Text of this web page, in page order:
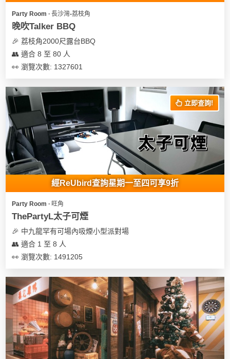
Party Room ∙ 長沙灣-荔枝角
晚吹Talker BBQ
🎉 荔枝角2000尺露台BBQ
👥 適合 8 至 80 人
👀 瀏覽次數: 1327601
立即查詢!
經ReUbird查詢星期一至四可享9折
Party Room ∙ 旺角
ThePartyL太子可煙
🎉 中九龍罕有可場內吸煙小型派對場
👥 適合 1 至 8 人
👀 瀏覽次數: 1491205